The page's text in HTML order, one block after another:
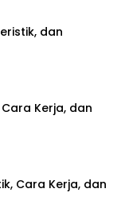
dan
Kerja, dan
Cara Kerja, dan